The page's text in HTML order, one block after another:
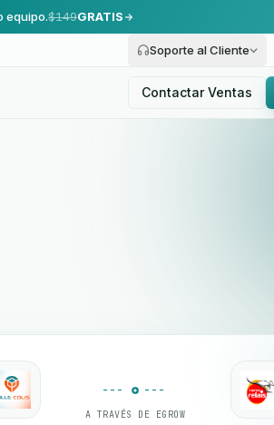
equipo.$149GRATIS
Soporte al Cliente
Contactar Ventas
A TRAVÉS DE EGROW